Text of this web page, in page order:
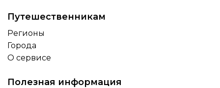
Путешественникам
Регионы
Города
О сервисе
Полезная информация